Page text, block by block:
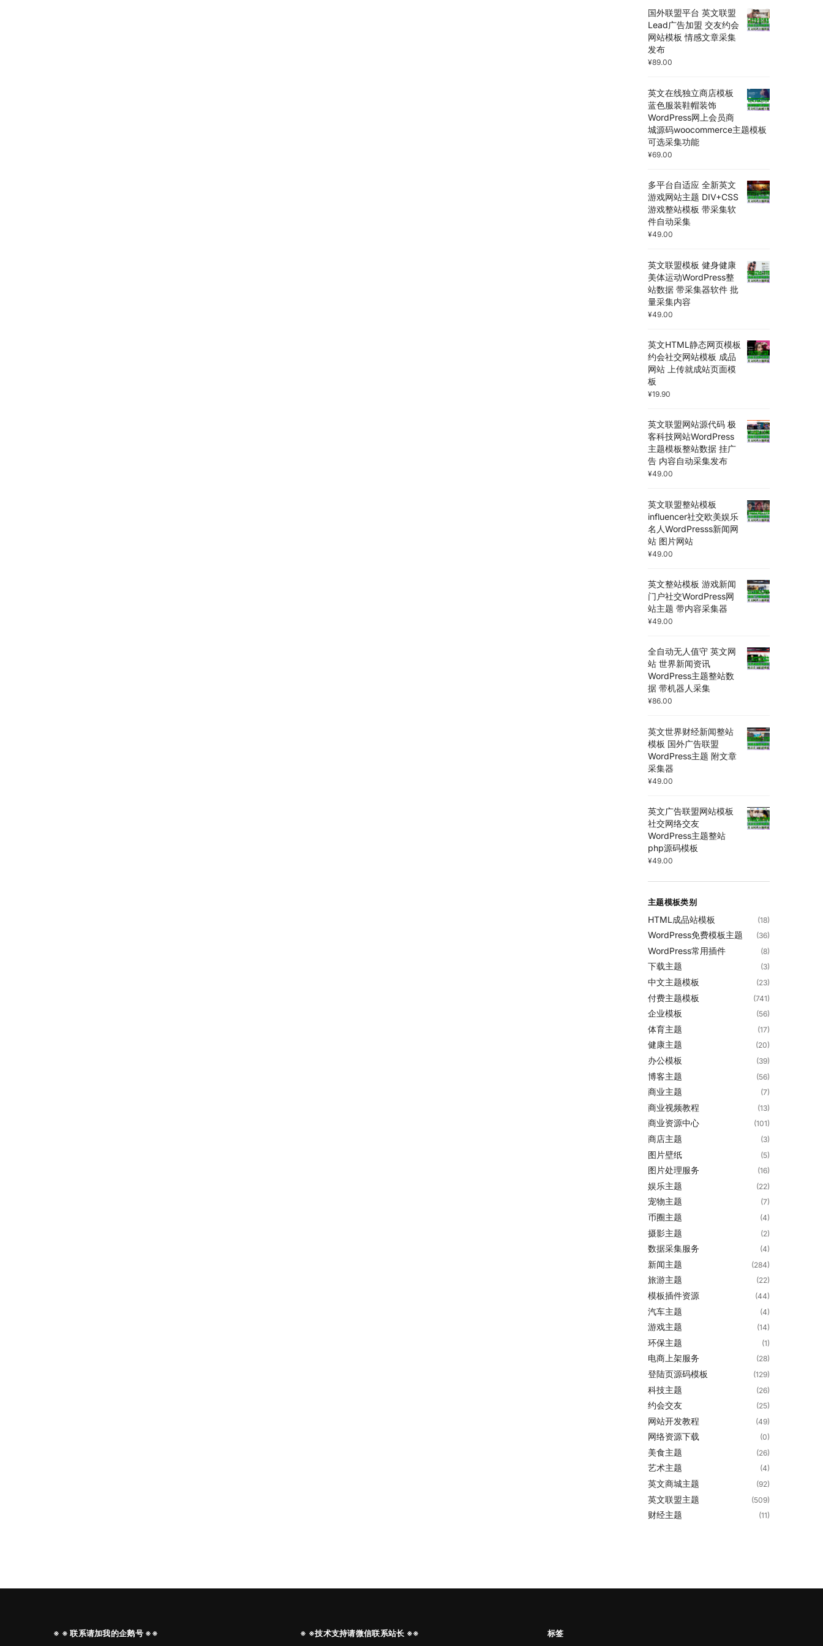
国外联盟平台 英文联盟
Lead广告加盟 交友约会
网站模板 情感文章采集
发布
¥89.00
英文在线独立商店模板
蓝色服装鞋帽装饰
WordPress网上会员商
城源码woocommerce主题模板
可选采集功能
¥69.00
多平台自适应 全新英文
游戏网站主题 DIV+CSS
游戏整站模板 带采集软
件自动采集
¥49.00
英文联盟模板 健身健康
美体运动WordPress整
站数据 带采集器软件 批
量采集内容
¥49.00
英文HTML静态网页模板
约会社交网站模板 成品
网站 上传就成站页面模
板
¥19.90
英文联盟网站源代码 极
客科技网站WordPress
主题模板整站数据 挂广
告 内容自动采集发布
¥49.00
英文联盟整站模板
influencer社交欧美娱乐
名人WordPresss新闻网
站 图片网站
¥49.00
英文整站模板 游戏新闻
门户社交WordPress网
站主题 带内容采集器
¥49.00
全自动无人值守 英文网
站 世界新闻资讯
WordPress主题整站数
据 带机器人采集
¥86.00
英文世界财经新闻整站
模板 国外广告联盟
WordPress主题 附文章
采集器
¥49.00
英文广告联盟网站模板
社交网络交友
WordPress主题整站
php源码模板
¥49.00
主题模板类别
HTML成品站模板 (18)
WordPress免费模板主题 (36)
WordPress常用插件 (8)
下载主题 (3)
中文主题模板 (23)
付费主题模板 (741)
企业模板 (56)
体育主题 (17)
健康主题 (20)
办公模板 (39)
博客主题 (56)
商业主题 (7)
商业视频教程 (13)
商业资源中心 (101)
商店主题 (3)
图片壁纸 (5)
图片处理服务 (16)
娱乐主题 (22)
宠物主题 (7)
币圈主题 (4)
摄影主题 (2)
数据采集服务 (4)
新闻主题 (284)
旅游主题 (22)
模板插件资源 (44)
汽车主题 (4)
游戏主题 (14)
环保主题 (1)
电商上架服务 (28)
登陆页源码模板 (129)
科技主题 (26)
约会交友 (25)
网站开发教程 (49)
网络资源下载 (0)
美食主题 (26)
艺术主题 (4)
英文商城主题 (92)
英文联盟主题 (509)
财经主题 (11)
※ ※ 联系请加我的企鹅号 ※※ ※ ※技术支持请微信联系站长 ※※ 标签